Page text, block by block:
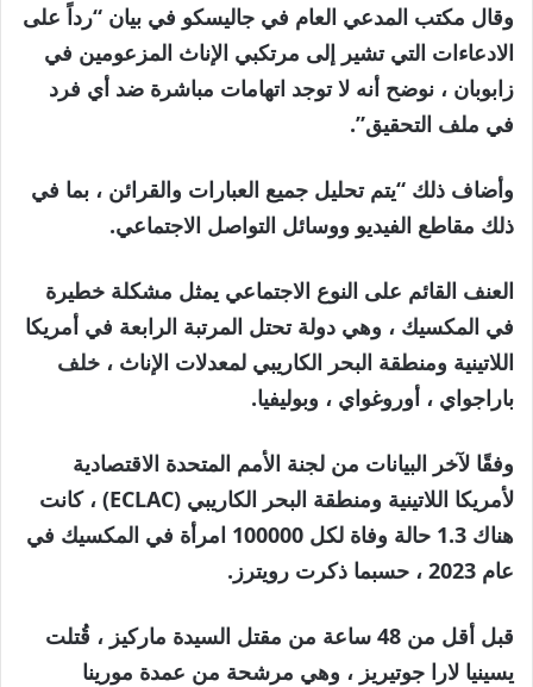
وقال مكتب المدعي العام في جاليسكو في بيان “رداً على
الادعاءات التي تشير إلى مرتكبي الإناث المزعومين في
زابوبان ، نوضح أنه لا توجد اتهامات مباشرة ضد أي فرد
في ملف التحقيق”.
وأضاف ذلك “يتم تحليل جميع العبارات والقرائن ، بما في
ذلك مقاطع الفيديو ووسائل التواصل الاجتماعي.
العنف القائم على النوع الاجتماعي يمثل مشكلة خطيرة
في المكسيك ، وهي دولة تحتل المرتبة الرابعة في أمريكا
اللاتينية ومنطقة البحر الكاريبي لمعدلات الإناث ، خلف
باراجواي ، أوروغواي ، وبوليفيا.
وفقًا لآخر البيانات من لجنة الأمم المتحدة الاقتصادية
لأمريكا اللاتينية ومنطقة البحر الكاريبي (ECLAC) ، كانت
هناك 1.3 حالة وفاة لكل 100000 امرأة في المكسيك في
عام 2023 ، حسبما ذكرت رويترز.
قبل أقل من 48 ساعة من مقتل السيدة ماركيز ، قُتلت
يسينيا لارا جوتيريز ، وهي مرشحة من عمدة مورينا